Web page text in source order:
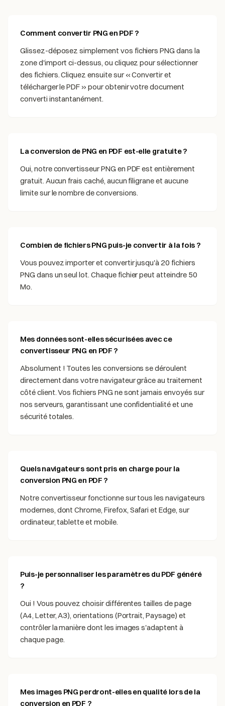
Comment convertir PNG en PDF ?
Glissez-déposez simplement vos fichiers PNG dans la
zone d'import ci-dessus, ou cliquez pour sélectionner
des fichiers. Cliquez ensuite sur « Convertir et
télécharger le PDF » pour obtenir votre document
converti instantanément.
La conversion de PNG en PDF est-elle gratuite ?
Oui, notre convertisseur PNG en PDF est entièrement
gratuit. Aucun frais caché, aucun filigrane et aucune
limite sur le nombre de conversions.
Combien de fichiers PNG puis-je convertir à la fois ?
Vous pouvez importer et convertir jusqu'à 20 fichiers
PNG dans un seul lot. Chaque fichier peut atteindre 50
Mo.
Mes données sont-elles sécurisées avec ce
convertisseur PNG en PDF ?
Absolument ! Toutes les conversions se déroulent
directement dans votre navigateur grâce au traitement
côté client. Vos fichiers PNG ne sont jamais envoyés sur
nos serveurs, garantissant une confidentialité et une
sécurité totales.
Quels navigateurs sont pris en charge pour la
conversion PNG en PDF ?
Notre convertisseur fonctionne sur tous les navigateurs
modernes, dont Chrome, Firefox, Safari et Edge, sur
ordinateur, tablette et mobile.
Puis-je personnaliser les paramètres du PDF généré
?
Oui ! Vous pouvez choisir différentes tailles de page
(A4, Letter, A3), orientations (Portrait, Paysage) et
contrôler la manière dont les images s'adaptent à
chaque page.
Mes images PNG perdront-elles en qualité lors de la
conversion en PDF ?